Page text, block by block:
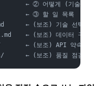
← ② 어떻게 (기술 설계)
← ③ 할 일 목록
← (보조) 기술 선택의 근
← (보조) 데이터 구조
← (보조) API 약속
← (보조) 품질 점검표